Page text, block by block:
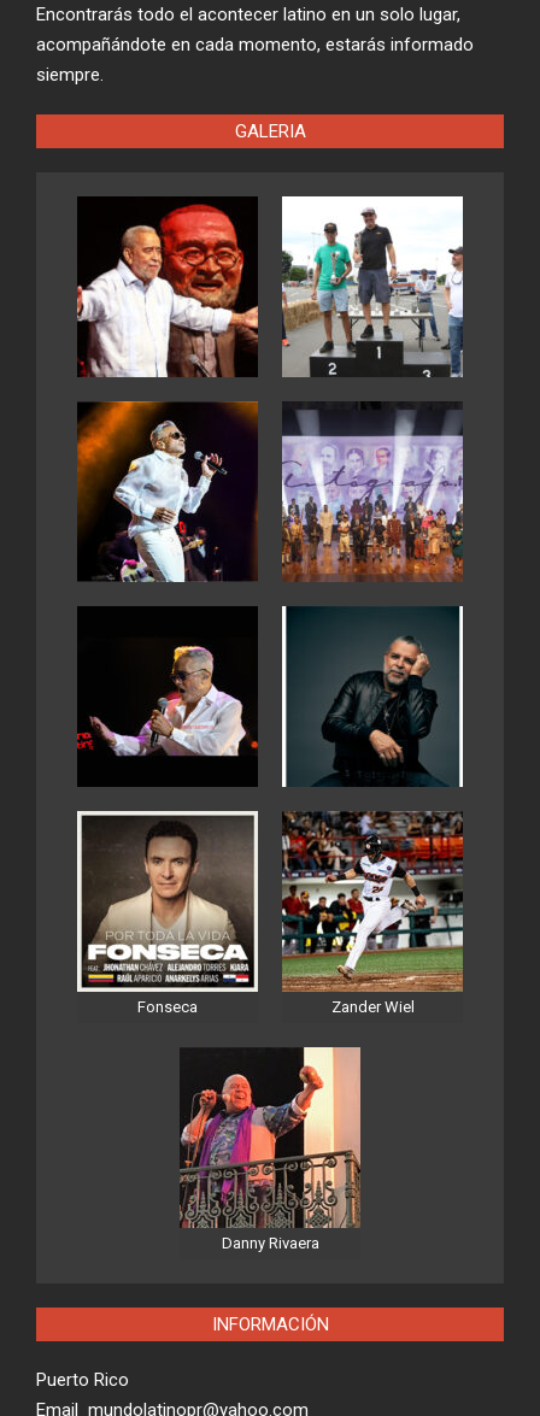
Encontrarás todo el acontecer latino en un solo lugar,
acompañándote en cada momento, estarás informado
siempre.
GALERIA
Fonseca Zander Wiel
Danny Rivaera
INFORMACIÓN
Puerto Rico
Email mundolatinopr@yahoo.com